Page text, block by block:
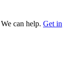
can help. Get in